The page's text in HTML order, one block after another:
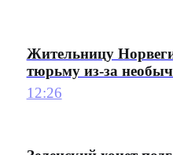
Жительницу
тюрьму из-за
12:26